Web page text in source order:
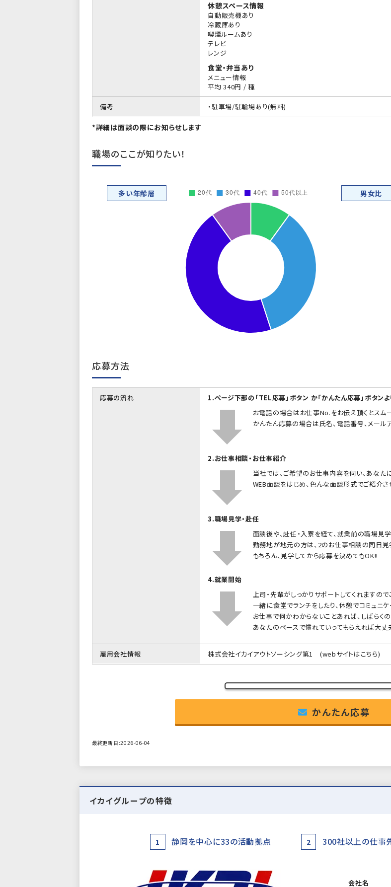
休憩スペース情報
自動販売機あり
冷蔵庫あり
喫煙ルームあり
テレビ
レンジ
食堂・弁当あり
メニュー情報
平均 340円 / 種
備考 ・駐車場/駐輪場あり(無料)
*詳細は面談の際にお知らせします
職場のここが知りたい！
多い年齢層 男女比
応募方法
応募の流れ
1.ページ下部の「TEL応募」ボタン か「かんたん応募」ボタンよ
お電話の場合はお仕事No.をお伝え頂くとスム
かんたん応募の場合は氏名、電話番号、メール
2.お仕事相談・お仕事紹介
当社では、ご希望のお仕事内容を伺い、あなた
WEB面談をはじめ、色んな面談形式でご紹介さ
3.職場見学・赴任
面談後や、赴任・入寮を経て、就業前の職場見学
勤務地が地元の方は、2のお仕事相談の同日見
もちろん、見学してから応募を決めてもOK!!
4.就業開始
上司・先輩がしっかりサポートしてくれますので
一緒に食堂でランチをしたり、休憩でコミュニケ
お仕事で何かわからないことあれば、しばらく
あなたのペースで慣れていってもらえれば大丈
雇用会社情報 株式会社イカイアウトソーシング第1 (webサイトはこちら)
かんたん応募
最終更新日:2026-06-04
イカイグループの特徴
1 静岡を中心に33の活動拠点 2 300社以上の仕事
会社名